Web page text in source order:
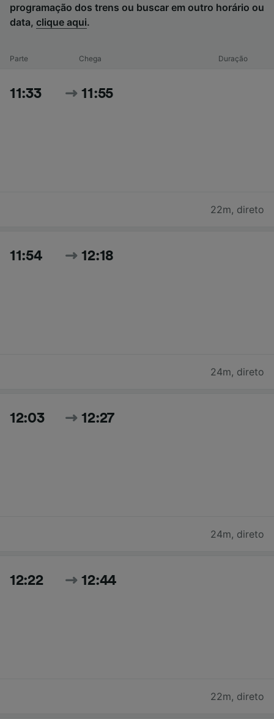
programação dos trens ou buscar em outro horário ou
data, clique aqui.
Parte Chega Duração
11:33 11:55
22m, direto
11:54 12:18
24m, direto
12:03 12:27
24m, direto
12:22 12:44
22m, direto